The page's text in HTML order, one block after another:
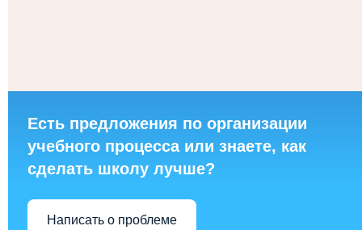
Есть предложения по организации
учебного процесса или знаете, как
сделать школу лучше?
Написать о проблеме